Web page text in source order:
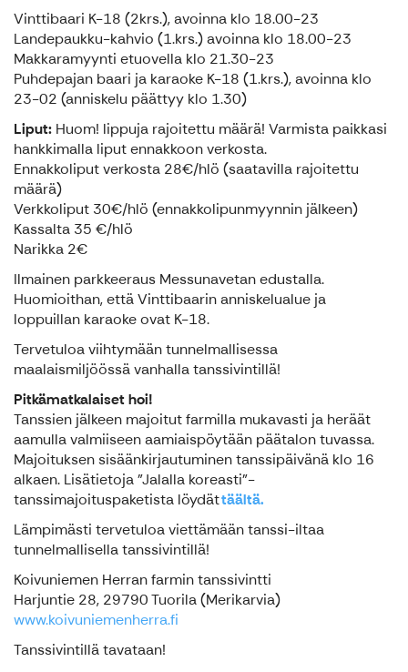
Vinttibaari K-18 (2krs.), avoinna klo 18.00-23
Landepaukku-kahvio (1.krs.) avoinna klo 18.00-23
Makkaramyynti etuovella klo 21.30-23
Puhdepajan baari ja karaoke K-18 (1.krs.), avoinna klo
23-02 (anniskelu päättyy klo 1.30)
Liput: Huom! lippuja rajoitettu määrä! Varmista paikkasi
hankkimalla liput ennakkoon verkosta.
Ennakkoliput verkosta 28€/hlö (saatavilla rajoitettu
määrä)
Verkkoliput 30€/hlö (ennakkolipunmyynnin jälkeen)
Kassalta 35 €/hlö
Narikka 2€
Ilmainen parkkeeraus Messunavetan edustalla.
Huomioithan, että Vinttibaarin anniskelualue ja
loppuillan karaoke ovat K-18.
Tervetuloa viihtymään tunnelmallisessa
maalaismiljöössä vanhalla tanssivintillä!
Pitkämatkalaiset hoi!
Tanssien jälkeen majoitut farmilla mukavasti ja heräät
aamulla valmiiseen aamiaispöytään päätalon tuvassa.
Majoituksen sisäänkirjautuminen tanssipäivänä klo 16
alkaen. Lisätietoja ”Jalalla koreasti”-
tanssimajoituspaketista löydättäältä.
Lämpimästi tervetuloa viettämään tanssi-iltaa
tunnelmallisella tanssivintillä!
Koivuniemen Herran farmin tanssivintti
Harjuntie 28, 29790 Tuorila (Merikarvia)
www.koivuniemenherra.fi
Tanssivintillä tavataan!